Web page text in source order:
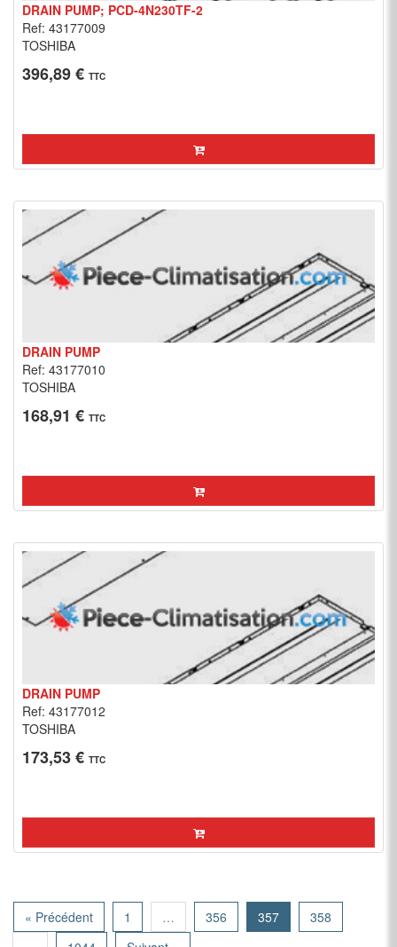
DRAIN PUMP; PCD-4N230TF-2
Ref: 43177009
TOSHIBA
396,89 € TTC
DRAIN PUMP
Ref: 43177010
TOSHIBA
168,91 € TTC
DRAIN PUMP
Ref: 43177012
TOSHIBA
173,53 € TTC
« Précédent 1 … 356 357
358